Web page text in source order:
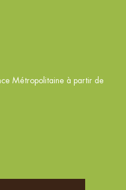
Métropolitaine à partir de